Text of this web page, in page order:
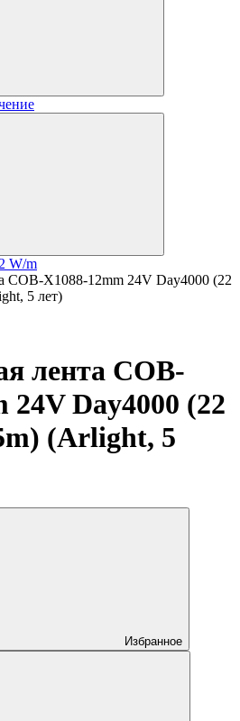
W/m
COB-X1088-12mm 24V Day4000 (22
5 лет)
лента COB-
24V Day4000 (22
(Arlight, 5
Избранное